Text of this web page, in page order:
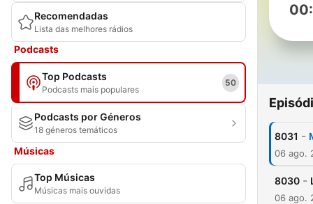
Recomendadas
Lista das melhores rádios
Podcasts
Top Podcasts
Podcasts mais populares
50
Podcasts por Géneros
18 géneros temáticos
Músicas
Top Músicas
Músicas mais ouvidas
8031 -
06 ago.
8030 -
06 ago.